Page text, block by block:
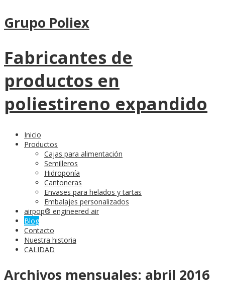
Grupo Poliex
Fabricantes de
productos en
poliestireno expandido
Inicio
Productos
Cajas para alimentación
Semilleros
Hidroponía
Cantoneras
Envases para helados y tartas
Embalajes personalizados
airpop® engineered air
Blog
Contacto
Nuestra historia
CALIDAD
Archivos mensuales: abril 2016